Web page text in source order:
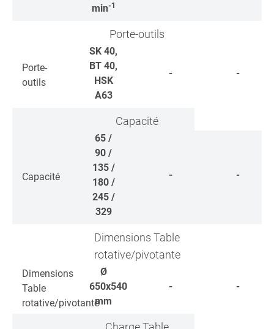
min-1
Porte-outils
Porte-
outils
SK 40,
BT 40,
HSK
A63
- -
Capacité
Capacité
65 /
90 /
135 /
180 /
245 /
329
- -
Dimensions Table
rotative/pivotante
Dimensions
Table
rotative/pivotante
Ø
650x540
mm
- -